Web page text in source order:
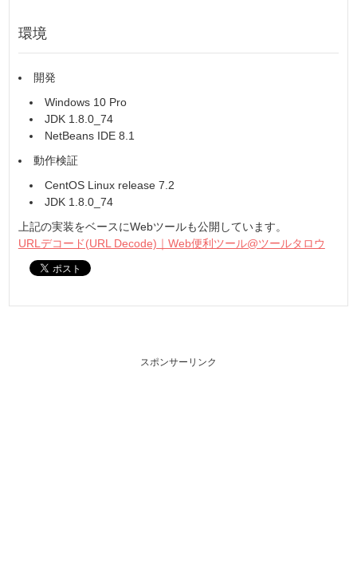
環境
開発
Windows 10 Pro
JDK 1.8.0_74
NetBeans IDE 8.1
動作検証
CentOS Linux release 7.2
JDK 1.8.0_74
上記の実装をベースにWebツールも公開しています。
URLデコード(URL Decode)｜Web便利ツール@ツールタロウ
スポンサーリンク